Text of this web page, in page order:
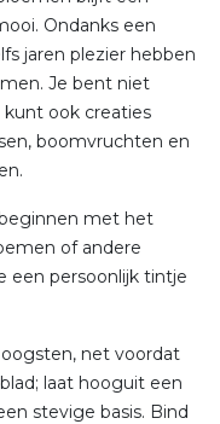
Ondanks een
jaren plezier hebben
Je bent niet
ook creaties
boomvruchten en
met het
of andere
een persoonlijk tintje
net voordat
laat hooguit een
stevige basis. Bind